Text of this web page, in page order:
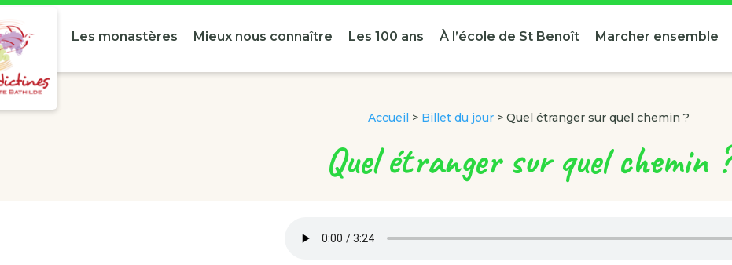
Les monastères Mieux nous connaître Les 100 ans À l’école de St Benoît Marcher ensemble
Accueil > Billet du jour> Quel étranger sur quel chemin ?
Quel étranger sur quel chemin ?